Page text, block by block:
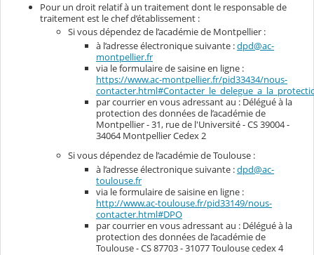
Pour un droit relatif à un traitement dont le responsable de
traitement est le chef d’établissement :
Si vous dépendez de l’académie de Montpellier :
à l’adresse électronique suivante :dpd@ac-
montpellier.fr
via le formulaire de saisine en ligne :
https://www.ac-montpellier.fr/pid33434/nous-
par courrier en vous adressant au : Délégué à la
protection des données de l’académie de
Montpellier - 31, rue de l'Université - CS 39004 -
34064 Montpellier Cedex 2
Si vous dépendez de l’académie de Toulouse :
à l’adresse électronique suivante :dpd@ac-
toulouse.fr
via le formulaire de saisine en ligne :
http://www.ac-toulouse.fr/pid33149/nous-
contacter.html#DPO
par courrier en vous adressant au : Délégué à la
protection des données de l’académie de
Toulouse - CS 87703 - 31077 Toulouse cedex 4